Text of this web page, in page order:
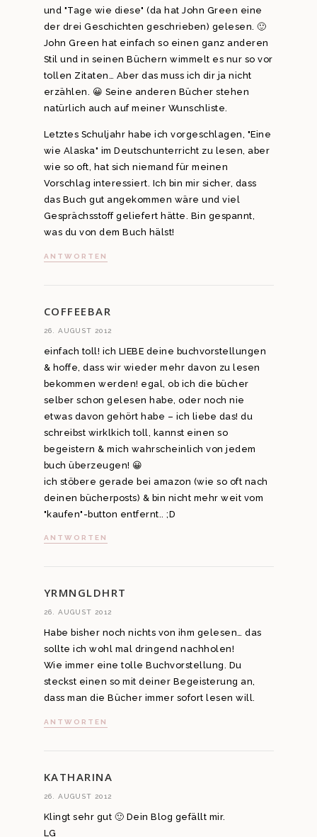
und "Tage wie diese" (da hat John Green eine
der drei Geschichten geschrieben) gelesen. 🙂
John Green hat einfach so einen ganz anderen
Stil und in seinen Büchern wimmelt es nur so vor
tollen Zitaten… Aber das muss ich dir ja nicht
erzählen. 😀 Seine anderen Bücher stehen
natürlich auch auf meiner Wunschliste.
Letztes Schuljahr habe ich vorgeschlagen, "Eine
wie Alaska" im Deutschunterricht zu lesen, aber
wie so oft, hat sich niemand für meinen
Vorschlag interessiert. Ich bin mir sicher, dass
das Buch gut angekommen wäre und viel
Gesprächsstoff geliefert hätte. Bin gespannt,
was du von dem Buch hälst!
ANTWORTEN
COFFEEBAR
26. AUGUST 2012
einfach toll! ich LIEBE deine buchvorstellungen
& hoffe, dass wir wieder mehr davon zu lesen
bekommen werden! egal, ob ich die bücher
selber schon gelesen habe, oder noch nie
etwas davon gehört habe – ich liebe das! du
schreibst wirklkich toll, kannst einen so
begeistern & mich wahrscheinlich von jedem
buch überzeugen! 😀
ich stöbere gerade bei amazon (wie so oft nach
deinen bücherposts) & bin nicht mehr weit vom
"kaufen"-button entfernt.. ;D
ANTWORTEN
YRMNGLDHRT
26. AUGUST 2012
Habe bisher noch nichts von ihm gelesen… das
sollte ich wohl mal dringend nachholen!
Wie immer eine tolle Buchvorstellung. Du
steckst einen so mit deiner Begeisterung an,
dass man die Bücher immer sofort lesen will.
ANTWORTEN
KATHARINA
26. AUGUST 2012
Klingt sehr gut 🙂 Dein Blog gefällt mir.
LG